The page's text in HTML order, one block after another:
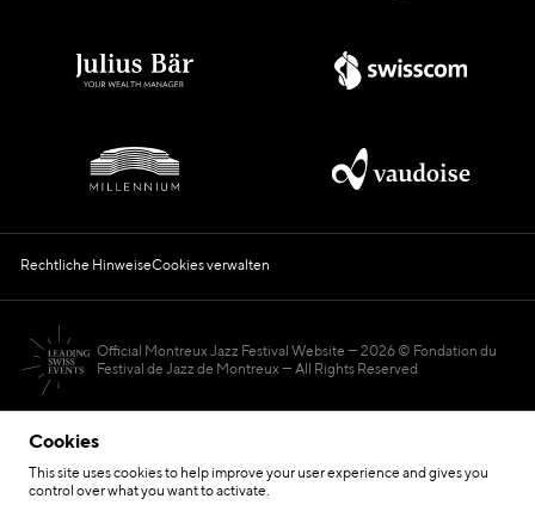
Cookies
This site uses cookies to help improve your user experience and gives you
control over what you want to activate.
Rechtliche HinweiseCookies verwalten
Official Montreux Jazz Festival Website
2026 © Fondation du
Festival de Jazz de Montreux — All Rights Reserved